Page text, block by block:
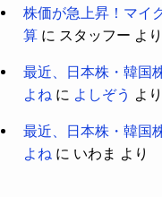
株価が急上昇！マイ
算に スタッフー より
最近、日本株・韓国
よね に よしぞう より
最近、日本株・韓国
よね に いわま より